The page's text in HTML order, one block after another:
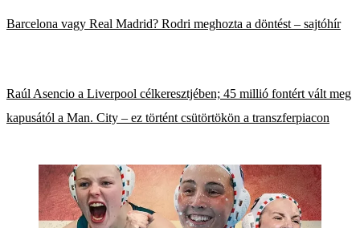
Barcelona vagy Real Madrid? Rodri meghozta a döntést – sajtóhír
Raúl Asencio a Liverpool célkeresztjében; 45 millió fontért vált meg
kapusától a Man. City – ez történt csütörtökön a transzferpiacon